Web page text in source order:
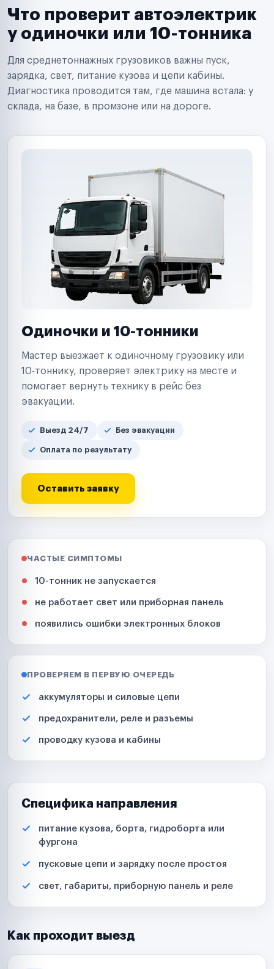
Автодилеры
Поставщики запчастей
Аренда спецтехники
Ремонт спецтехники
Ритейл-сети
Управляющие компании
Страховые компании
Что проверит автоэлектрик
у одиночки или 10-тонника
Для среднетоннажных грузовиков важны пуск,
зарядка, свет, питание кузова и цепи кабины.
Диагностика проводится там, где машина встала: у
склада, на базе, в промзоне или на дороге.
Одиночки и 10-тонники
Мастер выезжает к одиночному грузовику или
10-тоннику, проверяет электрику на месте и
помогает вернуть технику в рейс без
эвакуации.
Выезд 24/7 Без эвакуации
Оплата по результату
Оставить заявку
ЧАСТЫЕ СИМПТОМЫ
10-тонник не запускается
не работает свет или приборная панель
появились ошибки электронных блоков
ПРОВЕРЯЕМ В ПЕРВУЮ ОЧЕРЕДЬ
аккумуляторы и силовые цепи
предохранители, реле и разъемы
проводку кузова и кабины
Специфика направления
питание кузова, борта, гидроборта или
фургона
пусковые цепи и зарядку после простоя
свет, габариты, приборную панель и реле
Как проходит выезд